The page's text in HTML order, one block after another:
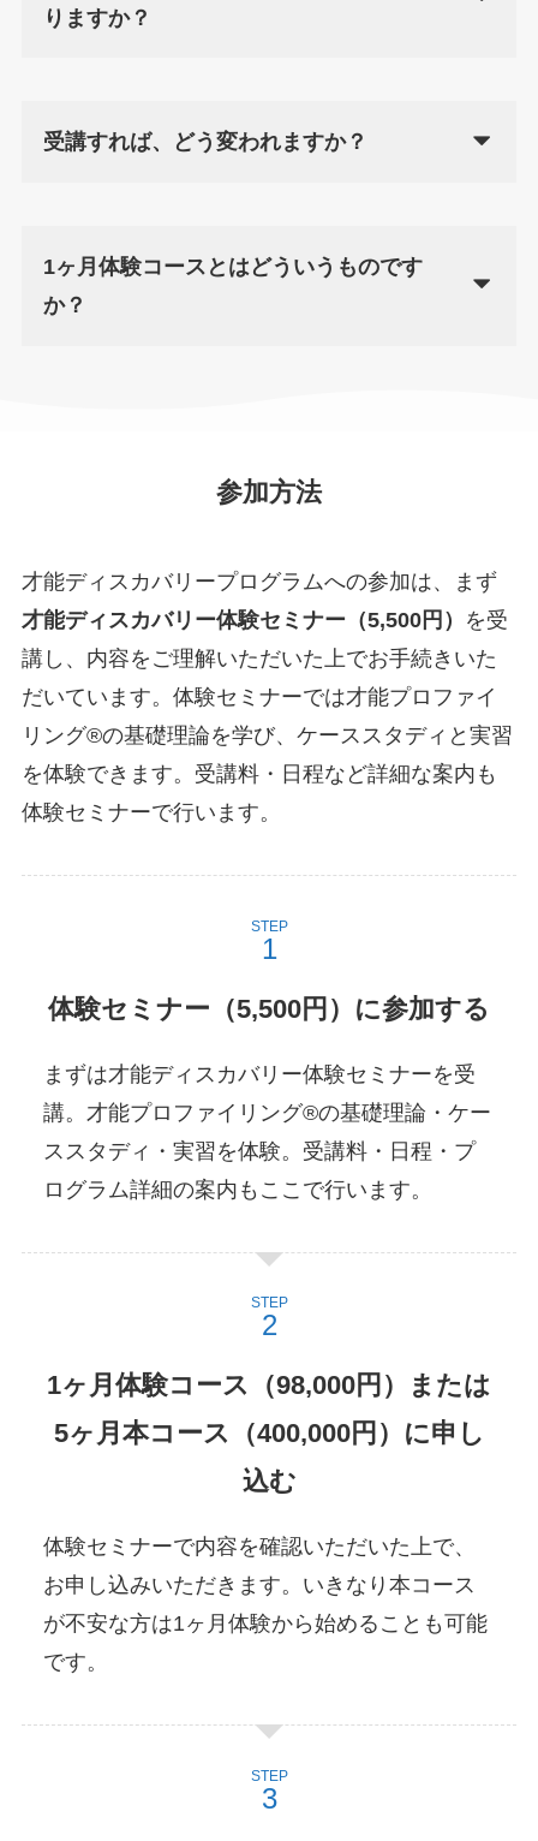
りますか？
受講すれば、どう変われますか？
1ヶ月体験コースとはどういうものです
か？
参加方法
才能ディスカバリープログラムへの参加は、まず
才能ディスカバリー体験セミナー（5,500円）
を受
講し、内容をご理解いただいた上でお手続きいた
だいています。体験セミナーでは才能プロファイ
リング®の基礎理論を学び、ケーススタディと実習
を体験できます。受講料・日程など詳細な案内も
体験セミナーで行います。
STEP
体験セミナー（5,500円）に参加する
まずは才能ディスカバリー体験セミナーを受
講。才能プロファイリング®の基礎理論・ケー
ススタディ・実習を体験。受講料・日程・プ
ログラム詳細の案内もここで行います。
STEP
1ヶ月体験コース（98,000円）または
5ヶ月本コース（400,000円）に申し
込む
体験セミナーで内容を確認いただいた上で、
お申し込みいただきます。いきなり本コース
が不安な方は1ヶ月体験から始めることも可能
です。
STEP